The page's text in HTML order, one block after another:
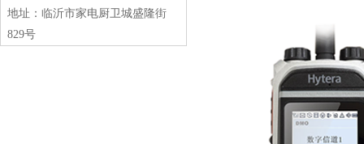
地址：临沂市家电厨卫城盛隆街
829号